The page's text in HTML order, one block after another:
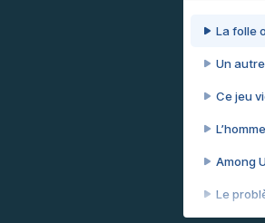
La folle
Un
Ce jeu
Among
Le